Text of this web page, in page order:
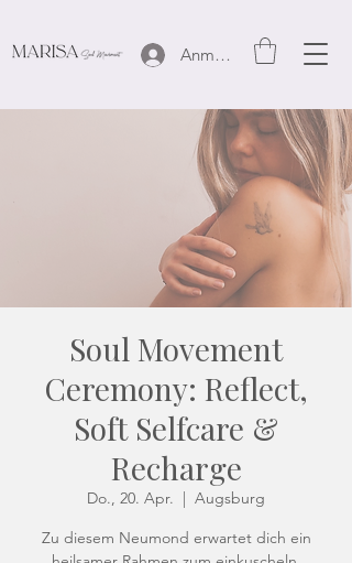
Anmelden
Soul Movement
Ceremony: Reflect,
Soft Selfcare &
Recharge
Do., 20. Apr.
  |
Augsburg
Zu diesem Neumond erwartet dich ein